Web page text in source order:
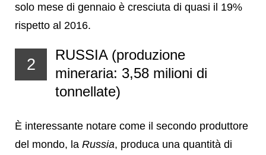
solo mese di gennaio è cresciuta di quasi il 19%
rispetto al 2016.
2
RUSSIA (produzione
mineraria: 3,58 milioni di
tonnellate)
È interessante notare come il secondo produttore
del mondo, la Russia, produca una quantità di